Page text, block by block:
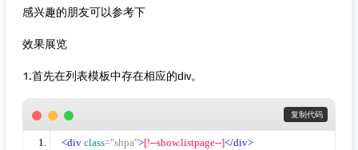
感兴趣的朋友可以参考下
效果展览
1.首先在列表模板中存在相应的div。
复制代码
<div class="shpa">[!--show.listpage--]</div>